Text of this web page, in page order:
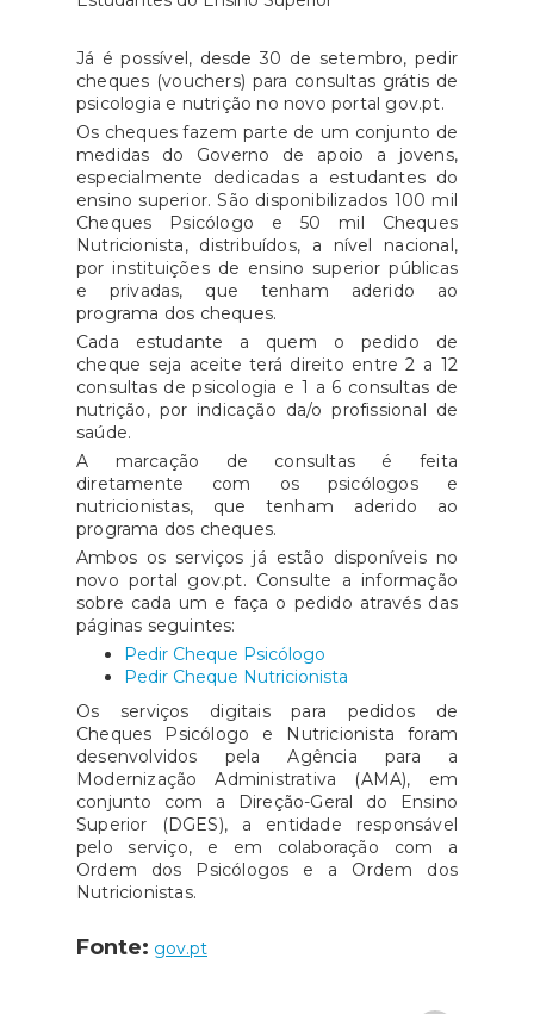
Já é possível, desde 30 de setembro, pedir
cheques (vouchers) para consultas grátis de
psicologia e nutrição no novo portal gov.pt.
Os cheques fazem parte de um conjunto de
medidas do Governo de apoio a jovens,
especialmente dedicadas a estudantes do
ensino superior. São disponibilizados 100 mil
Cheques Psicólogo e 50 mil Cheques
Nutricionista, distribuídos, a nível nacional,
por instituições de ensino superior públicas
e privadas, que tenham aderido ao
programa dos cheques.
Cada estudante a quem o pedido de
cheque seja aceite terá direito entre 2 a 12
consultas de psicologia e 1 a 6 consultas de
nutrição, por indicação da/o profissional de
saúde.
A marcação de consultas é feita
diretamente com os psicólogos e
nutricionistas, que tenham aderido ao
programa dos cheques.
Ambos os serviços já estão disponíveis no
novo portal gov.pt. Consulte a informação
sobre cada um e faça o pedido através das
páginas seguintes:
Pedir Cheque Psicólogo
Pedir Cheque Nutricionista
Os serviços digitais para pedidos de
Cheques Psicólogo e Nutricionista foram
desenvolvidos pela Agência para a
Modernização Administrativa (AMA), em
conjunto com a Direção-Geral do Ensino
Superior (DGES), a entidade responsável
pelo serviço, e em colaboração com a
Ordem dos Psicólogos e a Ordem dos
Nutricionistas.
Fonte: gov.pt